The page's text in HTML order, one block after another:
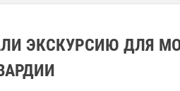
ЭКСКУРСИЮ ДЛЯ